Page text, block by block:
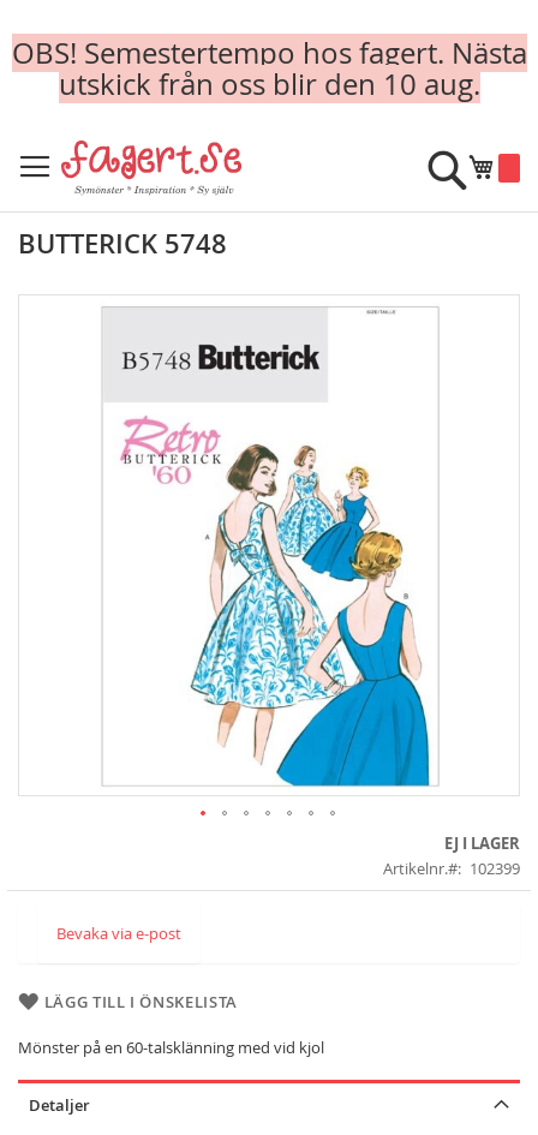
OBS! Semestertempo hos fagert. Nästa
utskick från oss blir den 10 aug.
to
Content
Min
Sök
BUTTERICK 5748
the
gallery
EJ I LAGER
Artikelnr.
102399
Bevaka via e-post
LÄGG TILL I ÖNSKELISTA
Mönster på en 60-talsklänning med vid kjol
Detaljer